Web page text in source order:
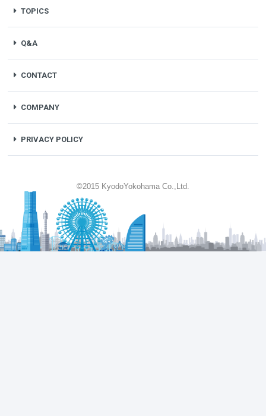
TOPICS
Q&A
CONTACT
COMPANY
PRIVACY POLICY
©2015 KyodoYokohama Co.,Ltd.